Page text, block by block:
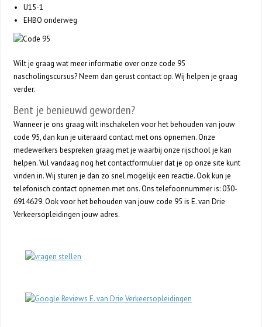
U15-1
EHBO onderweg
Wilt je graag wat meer informatie over onze code 95
nascholingscursus? Neem dan gerust contact op. Wij helpen je graag
verder.
Bent je benieuwd geworden?
Wanneer je ons graag wilt inschakelen voor het behouden van jouw
code 95, dan kun je uiteraard contact met ons opnemen. Onze
medewerkers bespreken graag met je waarbij onze rijschool je kan
helpen. Vul vandaag nog het contactformulier dat je op onze site kunt
vinden in. Wij sturen je dan zo snel mogelijk een reactie. Ook kun je
telefonisch contact opnemen met ons. Ons telefoonnummer is: 030-
6914629. Ook voor het behouden van jouw code 95 is E. van Drie
Verkeersopleidingen jouw adres.